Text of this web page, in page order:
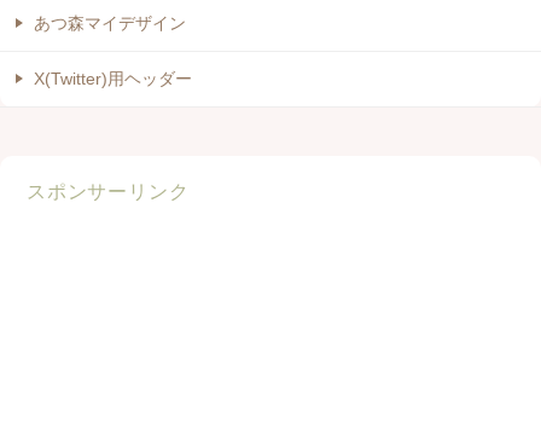
あつ森マイデザイン
X(Twitter)用ヘッダー
スポンサーリンク